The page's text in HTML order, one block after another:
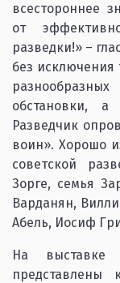
всестороннее
от
разведки!» –
без исключения
обстановки,
Разведчик
воин». Хорошо
советской
Зорге, семья
Варданян,
Абель, Иосиф
На
представлены